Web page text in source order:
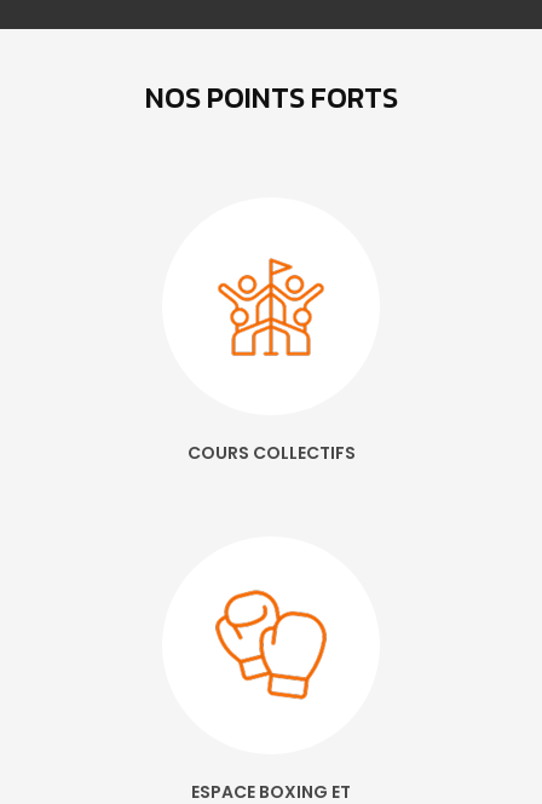
NOS POINTS FORTS
COURS COLLECTIFS
ESPACE BOXING ET